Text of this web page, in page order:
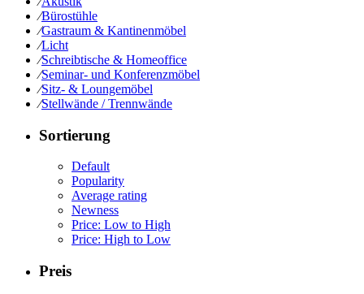
⁄Bürostühle
⁄Gastraum & Kantinenmöbel
⁄Licht
⁄Schreibtische & Homeoffice
⁄Seminar- und Konferenzmöbel
⁄Sitz- & Loungemöbel
⁄Stellwände / Trennwände
Sortierung
Default
Popularity
Average rating
Newness
Price: Low to High
Price: High to Low
Preis